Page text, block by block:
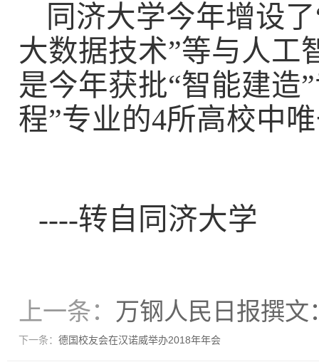
同济大学今年增设
大数据技术”等与人工
是今年获批“智能建造
程”专业的4所高校中
----转自同济大学
上一条： 万钢人民日报撰
下一条： 德国校友会在汉诺威举办2018年年会